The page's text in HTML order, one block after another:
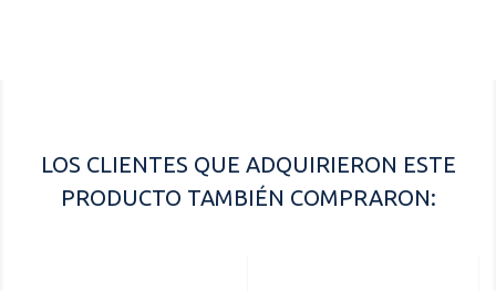
LOS CLIENTES QUE ADQUIRIERON ESTE
PRODUCTO TAMBIÉN COMPRARON: